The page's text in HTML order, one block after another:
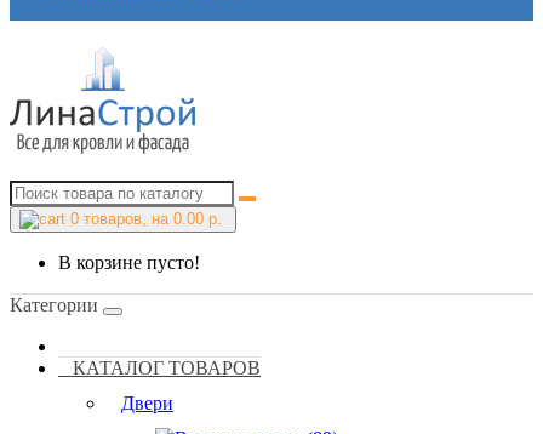
0 товаров, на 0.00 р.
В корзине пусто!
Категории
КАТАЛОГ ТОВАРОВ
Двери